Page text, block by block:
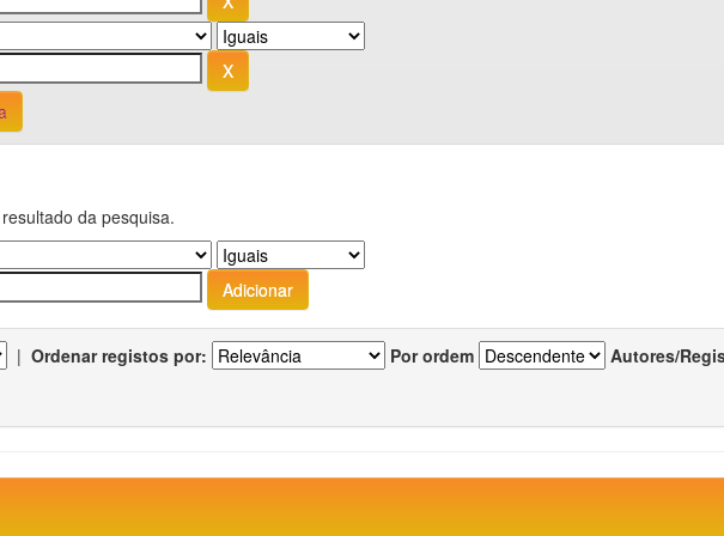
da pesquisa.
| Ordenar registos por: Por ordem Autores/